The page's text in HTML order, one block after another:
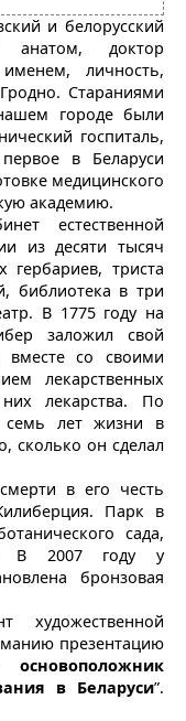
и белорусский
анатом, доктор
личность,
Стараниями
городе были
госпиталь,
в Беларуси
медицинского
академию.
естественной
из десяти тысяч
гербариев, триста
библиотека в три
В 1775 году на
заложил свой
со своими
лекарственных
лекарства. По
семь лет жизни в
сколько он сделал
в его честь
Парк в
сада,
В 2007 году у
бронзовая
художественной
презентацию
в Беларуси”.